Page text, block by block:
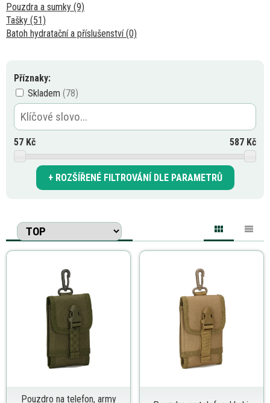
Pouzdra a sumky (9)
Tašky (51)
Batoh hydratační a příslušenství (0)
Příznaky:
Skladem
57 Kč 587 Kč
ROZŠÍŘENÉ FILTROVÁNÍ DLE PARAMETRŮ
Pouzdro na telefon, army